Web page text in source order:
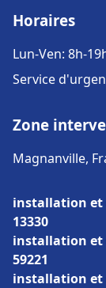
Horaires
Lun-Ven: 8h-
Service
Zone
Magnanville,
installation et
13330
installation et
59221
installation et